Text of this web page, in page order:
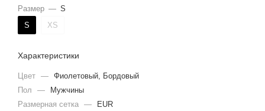
Размер — S
S
XS
Характеристики
Цвет — Фиолетовый, Бордовый
Пол
—
Мужчины
Размерная сетка —
EUR